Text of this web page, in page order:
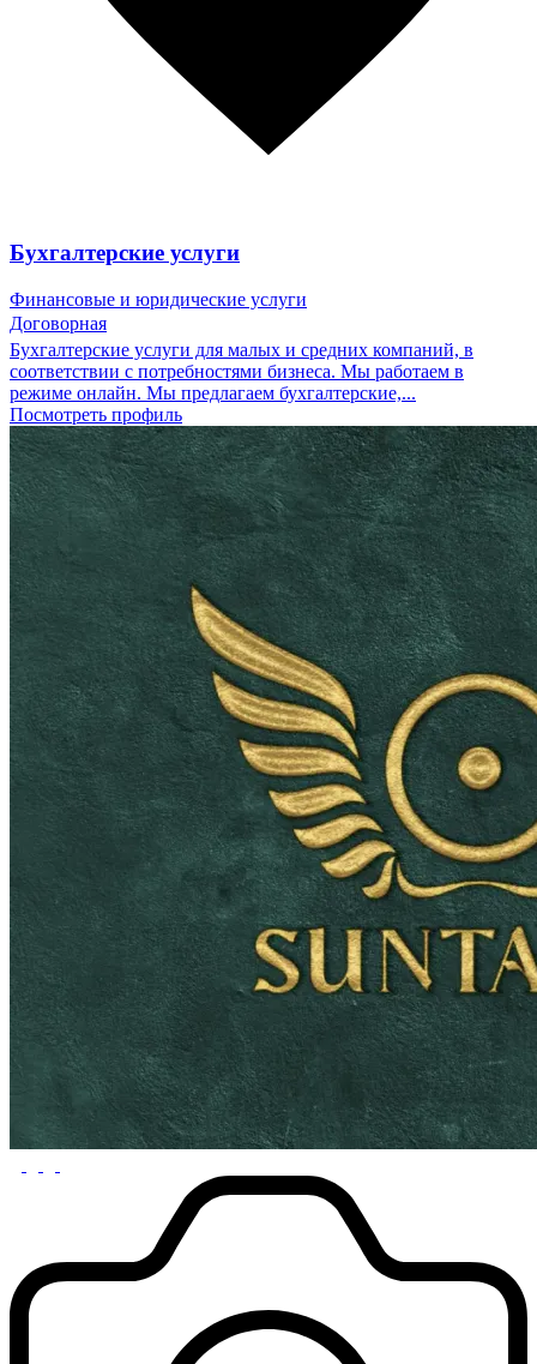
Бухгалтерские услуги
Финансовые и юридические услуги
Договорная
Бухгалтерские услуги для малых и средних компаний, в
соответствии с потребностями бизнеса. Мы работаем в
режиме онлайн. Мы предлагаем бухгалтерские,...
Посмотреть профиль